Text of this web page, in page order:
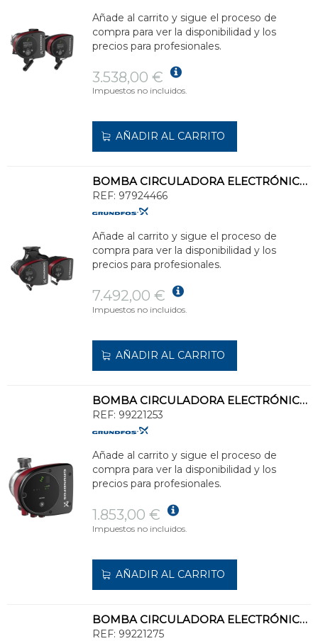
Añade al carrito y sigue el proceso de
compra para ver la disponibilidad y los
precios para profesionales.
3.538,00 €
Impuestos no incluidos.
AÑADIR AL CARRITO
BOMBA CIRCULADORA ELECTRÓNICA MAGNA3D/40-150 PN6/10
REF: 97924466
Añade al carrito y sigue el proceso de
compra para ver la disponibilidad y los
precios para profesionales.
7.492,00 €
Impuestos no incluidos.
AÑADIR AL CARRITO
BOMBA CIRCULADORA ELECTRÓNICA MAGNA1 32-40 N 180 1x230V PN10 INOXIDABLE
REF: 99221253
Añade al carrito y sigue el proceso de
compra para ver la disponibilidad y los
precios para profesionales.
1.853,00 €
Impuestos no incluidos.
AÑADIR AL CARRITO
BOMBA CIRCULADORA ELECTRÓNICA MAGNA1 32-80 F 220 1x230V PN6/10 FUNDIDO
REF: 99221275